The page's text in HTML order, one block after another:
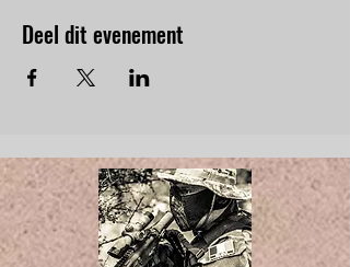
Deel dit evenement